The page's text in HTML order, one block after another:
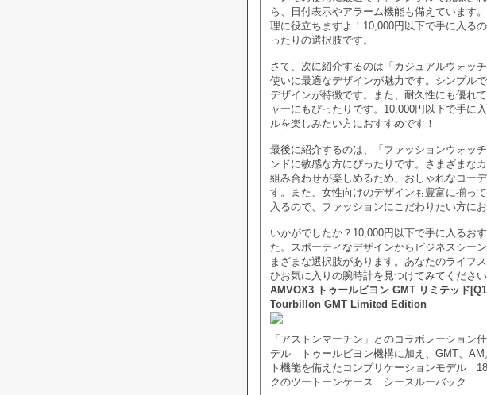
ら、日付表示やアラーム機能も備えています
理に役立ちますよ！10,000円以下で手に入る
ったりの選択肢です。
さて、次に紹介するのは「カジュアルウォッ
使いに最適なデザインが魅力です。シンプル
デザインが特徴です。また、耐久性にも優れ
ャーにもぴったりです。10,000円以下で手に
ルを楽しみたい方におすすめです！
最後に紹介するのは、「ファッションウォッ
ンドに敏感な方にぴったりです。さまざまな
組み合わせが楽しめるため、おしゃれなコー
す。また、女性向けのデザインも豊富に揃っ
入るので、ファッションにこだわりたい方に
いかがでしたか？10,000円以下で手に入るお
た。スポーティなデザインからビジネスシー
まざまな選択肢があります。あなたのライフ
ひお気に入りの腕時計を見つけてみてください
AMVOX3 トゥールビヨン GMT リミテッド
Tourbillon GMT Limited Edition
「アストンマーチン」とのコラボレーショ
デル トゥールビヨン機構に加え、GMT、AM
ト機能を備えたコンプリケーションモデル
クのツートーンケース シースルーバック